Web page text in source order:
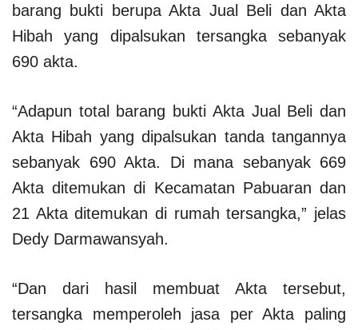
barang bukti berupa Akta Jual Beli dan Akta
Hibah yang dipalsukan tersangka sebanyak
690 akta.
“Adapun total barang bukti Akta Jual Beli dan
Akta Hibah yang dipalsukan tanda tangannya
sebanyak 690 Akta. Di mana sebanyak 669
Akta ditemukan di Kecamatan Pabuaran dan
21 Akta ditemukan di rumah tersangka,” jelas
Dedy Darmawansyah.
“Dan dari hasil membuat Akta tersebut,
tersangka memperoleh jasa per Akta paling